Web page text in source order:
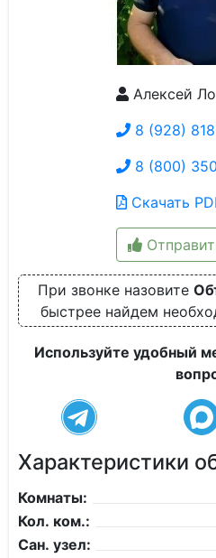
Алексей
8 (928)
8 (800)
Скачать
При звонке назовите
быстрее найдем
Используйте удобный
Характеристики
Комнаты:
Кол. ком.:
Сан. узел: